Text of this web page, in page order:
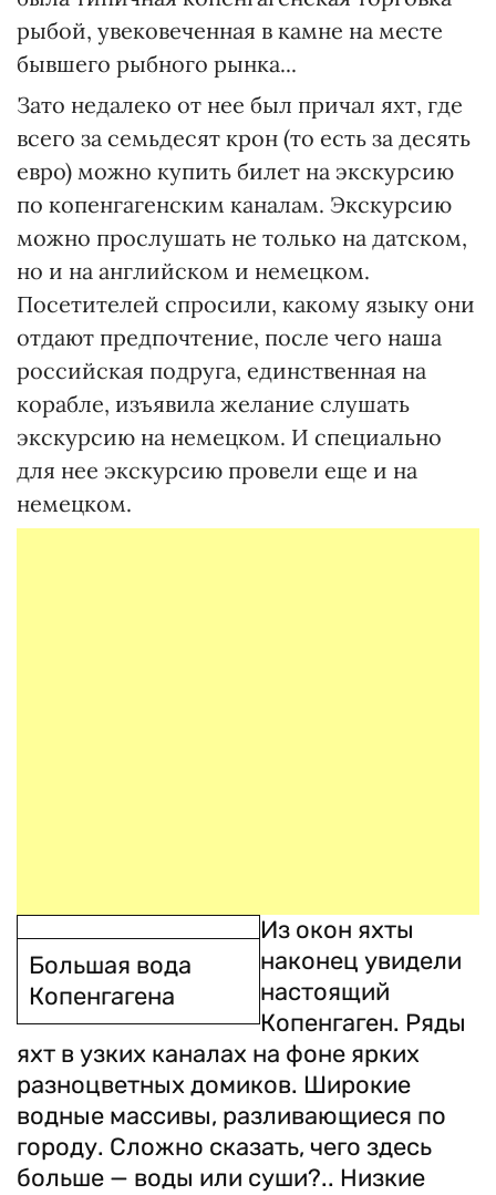
рыбой, увековеченная в камне на месте
бывшего рыбного рынка...
Зато недалеко от нее был причал яхт, где
всего за семьдесят крон (то есть за десять
евро) можно купить билет на экскурсию
по копенгагенским каналам. Экскур­сию
можно прослушать не только на датском,
но и на английском и немецком.
Посетителей спросили, какому языку они
отдают предпочтение, после чего наша
российская подруга, единственная на
корабле, изъявила желание слушать
экскурсию на немецком. И специально
для нее экскур­сию провели еще и на
немецком.
Большая вода
Копенгагена
Из окон яхты
наконец увидели
настоящий
Копенгаген. Ряды
яхт в узких каналах на фоне ярких
разноцветных домиков. Широ­кие
водные массивы, разливающиеся по
городу. Сложно сказать, чего здесь
больше — воды или суши?.. Низкие